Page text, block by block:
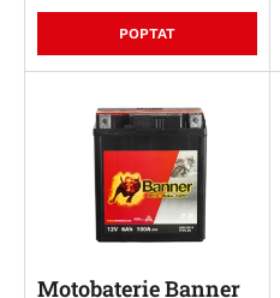
POPTAT
Motobaterie Banner